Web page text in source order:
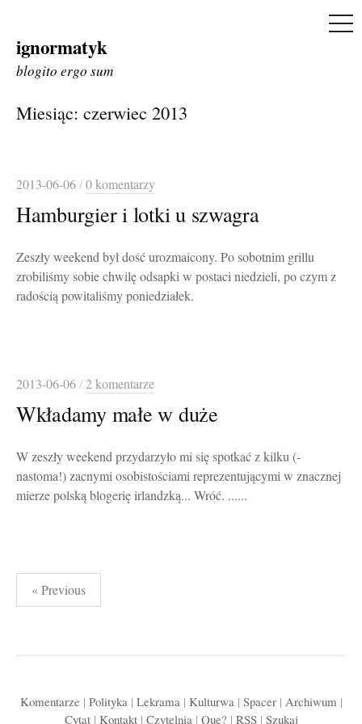
Skip
to
ignormatyk
blogito ergo sum
Miesiąc: czerwiec 2013
2013-06-06/0 komentarzy
Hamburgier i lotki u szwagra
Zeszły weekend był dość urozmaicony. Po sobotnim grillu
zrobiliśmy sobie chwilę odsapki w postaci niedzieli, po czym z
radością powitaliśmy poniedziałek.
2013-06-06/2 komentarze
Wkładamy małe w duże
W zeszły weekend przydarzyło mi się spotkać z kilku (-
nastoma!) zacnymi osobistościami reprezentującymi w znacznej
mierze polską blogerię irlandzką... Wróć. ......
Stronicowanie
wpisów
« Previous
Komentarze | Polityka| Lekrama| Kulturwa| Spacer| Archiwum |
Cytat| Kontakt| Czytelnia| Que? | RSS| Szukaj